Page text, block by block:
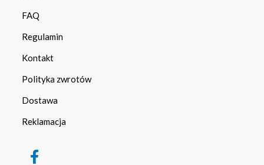
FAQ
Regulamin
Kontakt
Polityka zwrotów
Dostawa
Reklamacja